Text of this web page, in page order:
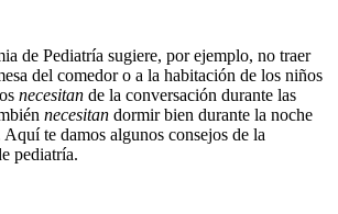
de Pediatría sugiere, por ejemplo, no traer
del comedor o a la habitación de los niños
necesitan de la conversación durante las
necesitan dormir bien durante la noche
te damos algunos consejos de la
pediatría.